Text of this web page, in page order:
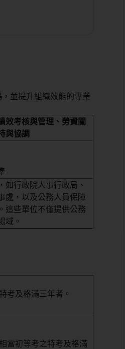
並提升組織效能的專業
效考核與管理、勞資關
與協調
如行政院人事行政局、
處，以及公務人員保障
這些單位不僅提供公務
域。
考及格滿三年者。
當初等考之特考及格滿